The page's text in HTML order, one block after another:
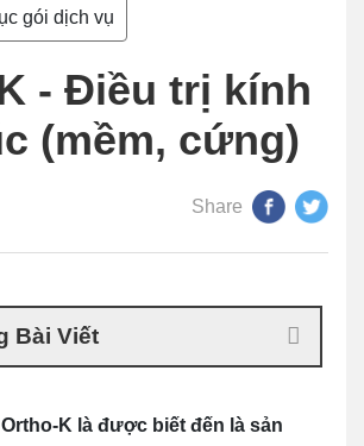
gói dịch vụ
- Điều trị kính
(mềm, cứng)
Share
Bài Viết
K là được biết đến là sản